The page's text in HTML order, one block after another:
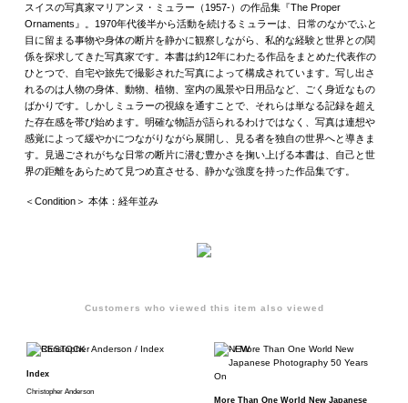
スイスの写真家マリアンヌ・ミュラー（1957-）の作品集『The Proper
Ornaments』。1970年代後半から活動を続けるミュラーは、日常のなかでふと
目に留まる事物や身体の断片を静かに観察しながら、私的な経験と世界との関
係を探求してきた写真家です。本書は約12年にわたる作品をまとめた代表作の
ひとつで、自宅や旅先で撮影された写真によって構成されています。写し出さ
れるのは人物の身体、動物、植物、室内の風景や日用品など、ごく身近なもの
ばかりです。しかしミュラーの視線を通すことで、それらは単なる記録を超え
た存在感を帯び始めます。明確な物語が語られるわけではなく、写真は連想や
感覚によって緩やかにつながりながら展開し、見る者を独自の世界へと導きま
す。見過ごされがちな日常の断片に潜む豊かさを掬い上げる本書は、自己と世
界の距離をあらためて見つめ直させる、静かな強度を持った作品集です。
＜Condition＞ 本体：経年並み
Customers who viewed this item also viewed
Index
Christopher Anderson
More Than One World New Japanese